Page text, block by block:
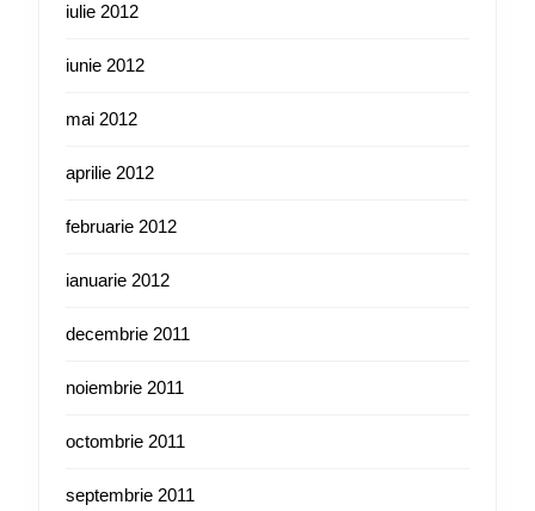
iulie 2012
iunie 2012
mai 2012
aprilie 2012
februarie 2012
ianuarie 2012
decembrie 2011
noiembrie 2011
octombrie 2011
septembrie 2011